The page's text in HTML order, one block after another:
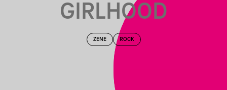
GIRLHOOD
ZENE ROCK